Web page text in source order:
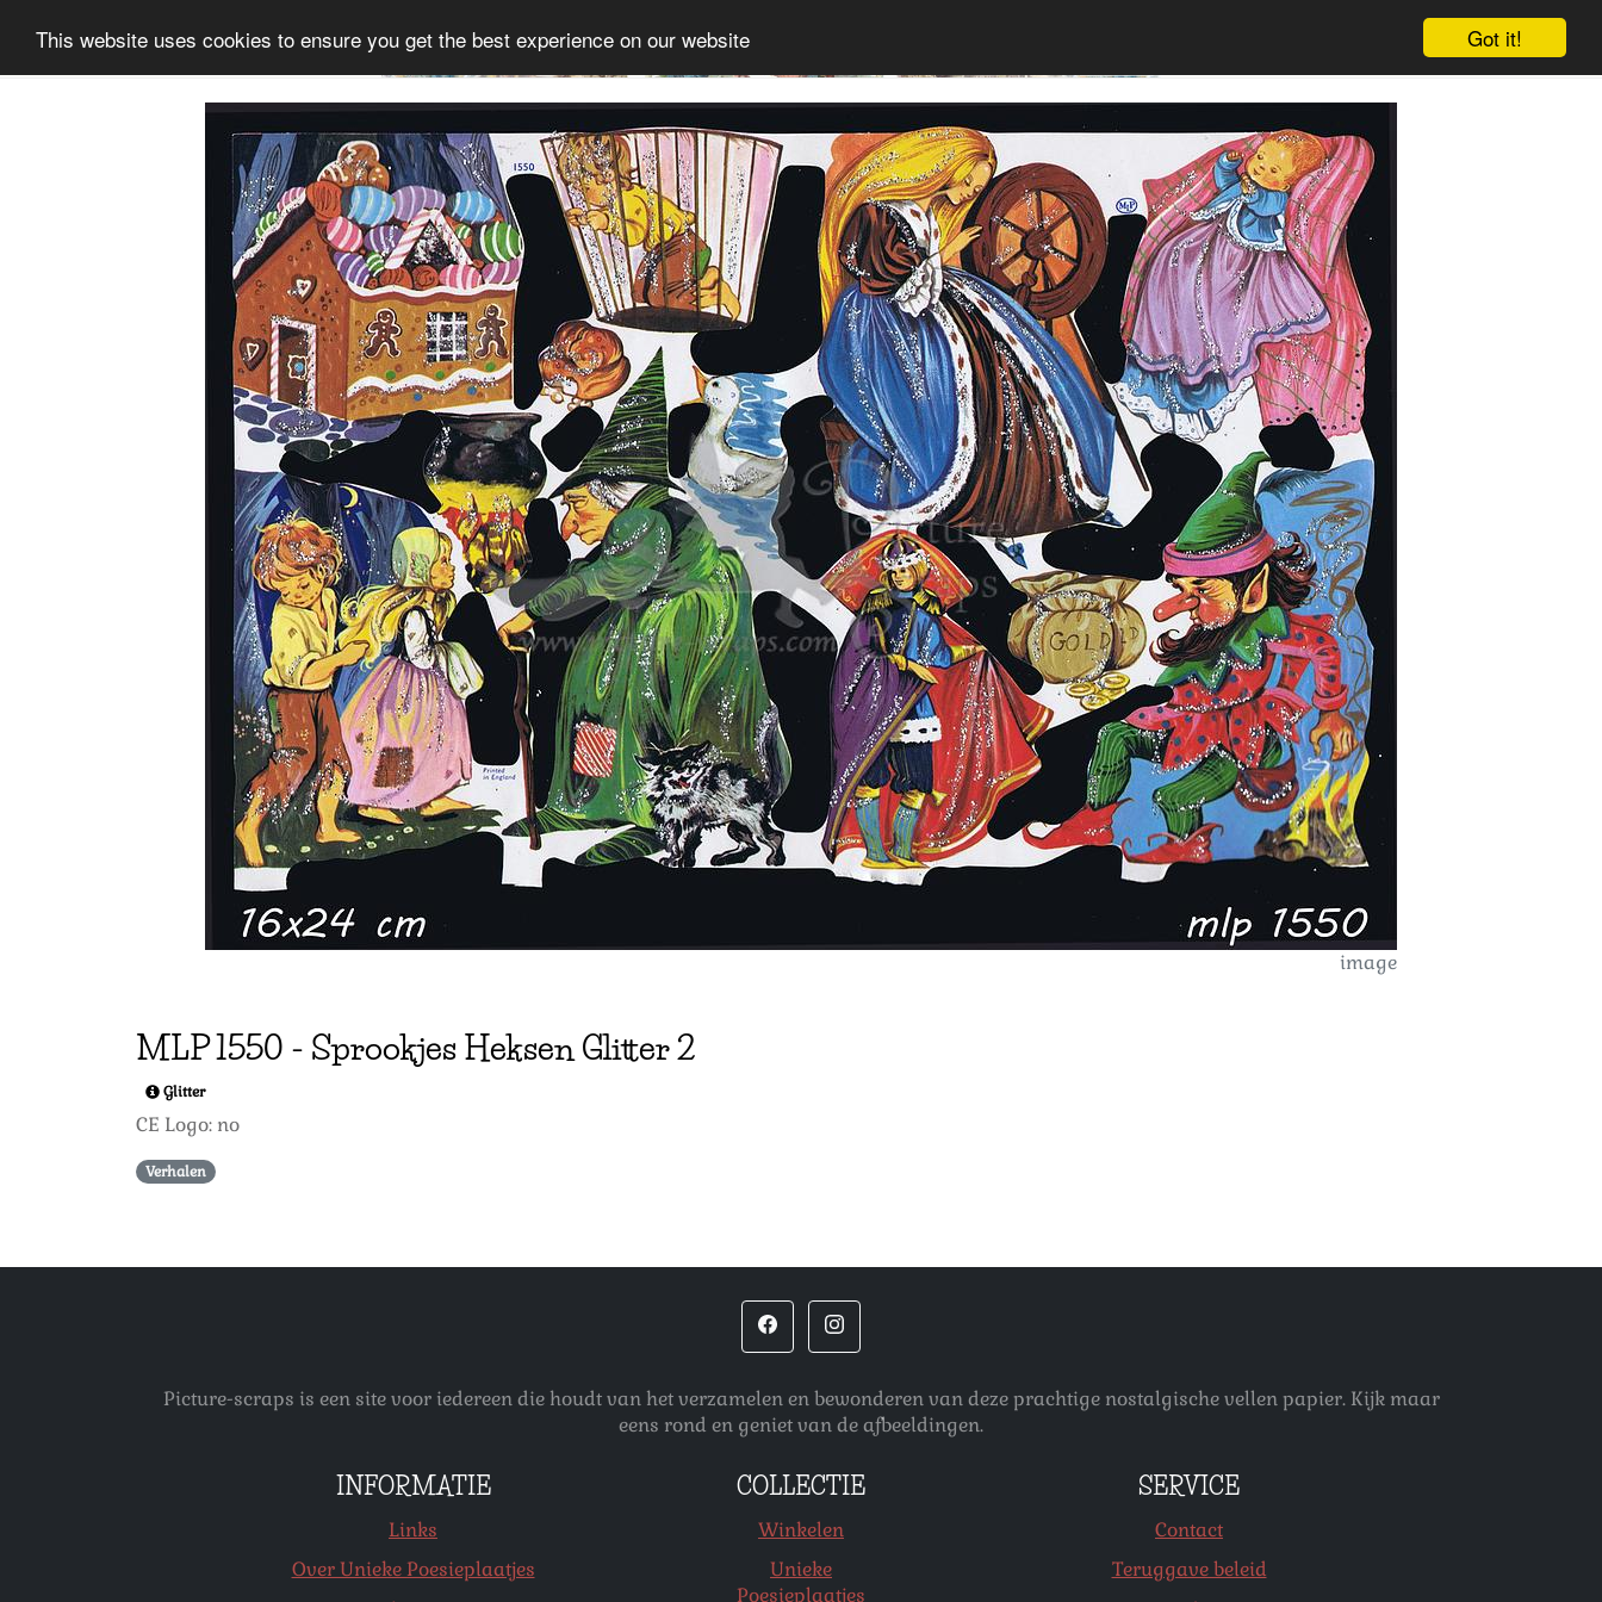
Got it!
This website uses cookies to ensure you get the best experience on our website
Informatie Collectie Aanmelden
image
MLP1550 - Sprookjes Heksen Glitter 2
Glitter
CE Logo: no
Verhalen
Picture-scraps is een site voor iedereen die houdt van het verzamelen en bewonderen van deze prachtige nostalgische vellen papier. Kijk maar
eens rond en geniet van de afbeeldingen.
INFORMATIE
Links
Over Unieke Poesieplaatjes
COLLECTIE
Winkelen
Unieke
Poesieplaatjes
SERVICE
Contact
Teruggave beleid